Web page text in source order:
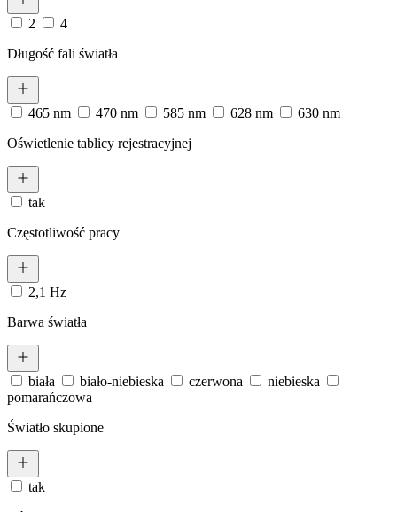
2
4
Długość fali światła
465 nm 470 nm 585 nm 628 nm
630 nm
Oświetlenie tablicy rejestracyjnej
tak
Częstotliwość pracy
2,1 Hz
Barwa światła
biała biało-niebieska czerwona
niebieska
pomarańczowa
Światło skupione
tak